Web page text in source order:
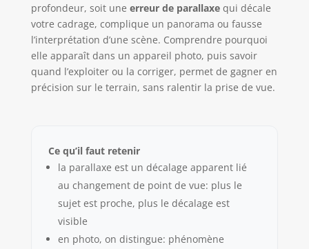
profondeur, soit une erreur de parallaxequi décale
votre cadrage, complique un panorama ou fausse
l’interprétation d’une scène. Comprendre pourquoi
elle apparaît dans un appareil photo, puis savoir
quand l’exploiter ou la corriger, permet de gagner en
précision sur le terrain, sans ralentir la prise de vue.
Ce qu’il faut retenir
la parallaxe est un décalage apparent lié
au changement de point de vue: plus le
sujet est proche, plus le décalage est
visible
en photo, on distingue: phénomène